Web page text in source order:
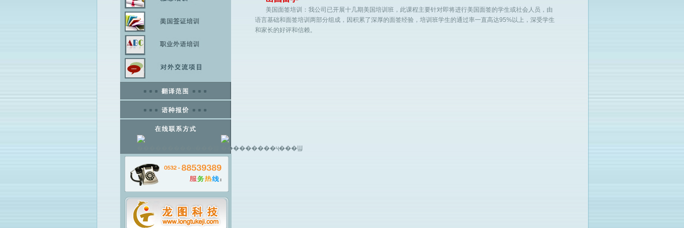
美国面签培训：我公司已开展十几期美国培训班，此课程主要针对即将进行美国面签的学生或社会人员，由
语言基础和面签培训两部分组成，因积累了深厚的面签经验，培训班学生的通过率一直高达95%以上，深受学生
和家长的好评和信赖。